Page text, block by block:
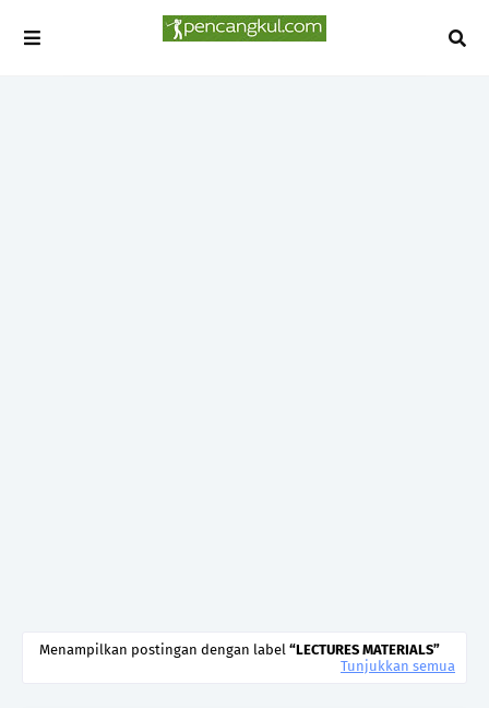
Menampilkan postingan dengan label LECTURES MATERIALS
Tunjukkan semua